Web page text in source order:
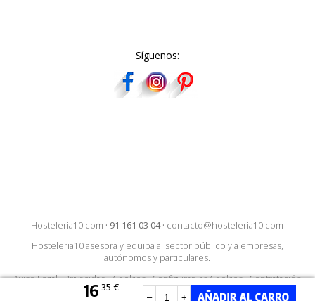
16 35 €
– +
Síguenos:
Hosteleria10.com · 91 161 03 04· contacto@hosteleria10.com
Hosteleria10 asesora y equipa al sector público y a empresas,
autónomos y particulares.
Aviso Legal·Privacidad·Cookies·Configurar las Cookies·Contratación